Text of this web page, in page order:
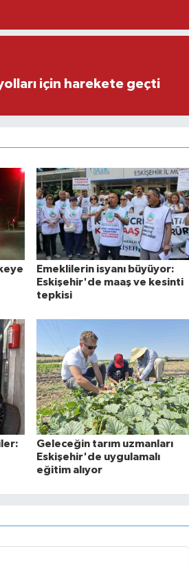
için harekete geçti
Emeklilerin isyanı büyüyor:
Eskişehir'de maaş ve kesinti
tepkisi
Geleceğin tarım uzmanları
Eskişehir'de uygulamalı
eğitim alıyor